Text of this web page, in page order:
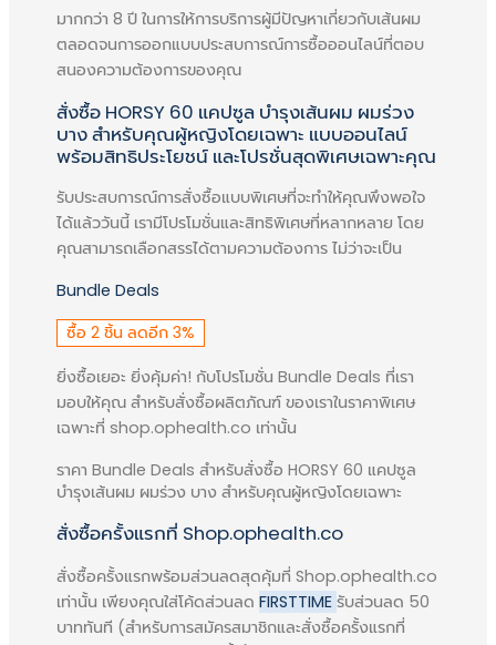
(ฮอร์สซี่) ทำให้สารอาหารที่จำเป็นต่อ
เส้นผมนั้นอยู่ในร่างกายคงที่ตลอดทั้ง
กลางวันและกลางคืน จึงช่วยให้คุณผู้หญิง
ได้ผลลัพธ์ที่ดีขึ้น ผมดกหนาจนสังเกตได้
รวมประสบการณ์จริงจากหลายเสียงของ
สาวไทยที่ยืนยัน ผลิตภัณฑ์เสริม
อาหาร HORSY (ฮอร์สซี่) ช่วยแก้ปัญหาผม
ร่วง ผมบาง แม้สาเหตุของปัญหาจะเกิด
จากสารเคมีที่ทำให้หนังศีรษะเกิดอาการแพ้
ระคายเคือง จากอายุที่เพิ่มขึ้น หรือจาก
ได้อีกครั้ง
ผลิตภัณฑ์เสริมอาหาร HORSY (ฮอร์ส
ซี่) เน้นบำรุงจากภายในสู่ภายนอก ด้วย
คุณประโยชน์ของสารสกัดจาก Horse
Tail Extract และสารสกัดจาก Soy
Protein ที่ผสมผสานวิตามินบี แร่ธาตุ
สังกะสี และแร่ธาตุเหล็ก ซึ่งถือว่าเป็น
วิตามินและแร่ธาตุที่จำเป็นอย่างมากต่อการ
เจริญเติบโตของเส้นผม
มากกว่า 8 ปี ในการให้การบริการผู้มีปัญหาเกี่ยวกับเส้นผม
ตลอดจนการออกแบบประสบการณ์การซื้อออนไลน์ที่ตอบ
สนองความต้องการของคุณ
HORSY 60 แคปซูล บำรุงเส้นผม ผมร่วง
บาง สำหรับคุณผู้หญิงโดยเฉพาะ
รับประสบการณ์การสั่งซื้อแบบพิเศษที่จะทำให้คุณพึงพอใจ
ได้แล้ววันนี้ เรามีโปรโมชั่นและสิทธิพิเศษที่หลากหลาย โดย
คุณสามารถเลือกสรรได้ตามความต้องการ ไม่ว่าจะเป็น
Bundle Deals
ซื้อ 2 ชิ้น ลดอีก 3%
ยิ่งซื้อเยอะ ยิ่งคุ้มค่า! กับโปรโมชั่น Bundle Deals ที่เรา
มอบให้คุณ สำหรับสั่งซื้อผลิตภัณฑ์ ของเราในราคาพิเศษ
เฉพาะที่ shop.ophealth.co เท่านั้น
HORSY 60 แคปซูล
บำรุงเส้นผม ผมร่วง บาง สำหรับคุณผู้หญิงโดยเฉพาะ
สั่งซื้อครั้งแรกที่ Shop.ophealth.co
สั่งซื้อครั้งแรกพร้อมส่วนลดสุดคุ้มที่ Shop.ophealth.co
เท่านั้น เพียงคุณใส่โค้ดส่วนลด FIRSTTIME รับส่วนลด 50
บาททันที (สำหรับการสมัครสมาชิกและสั่งซื้อครั้งแรกที่